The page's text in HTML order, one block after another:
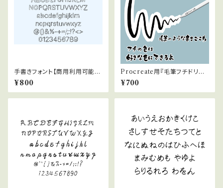
手書きフォント【商用利用可能】0
38
¥800
Procreate用『毛筆フチドリブ
ラシ黒001』
¥700